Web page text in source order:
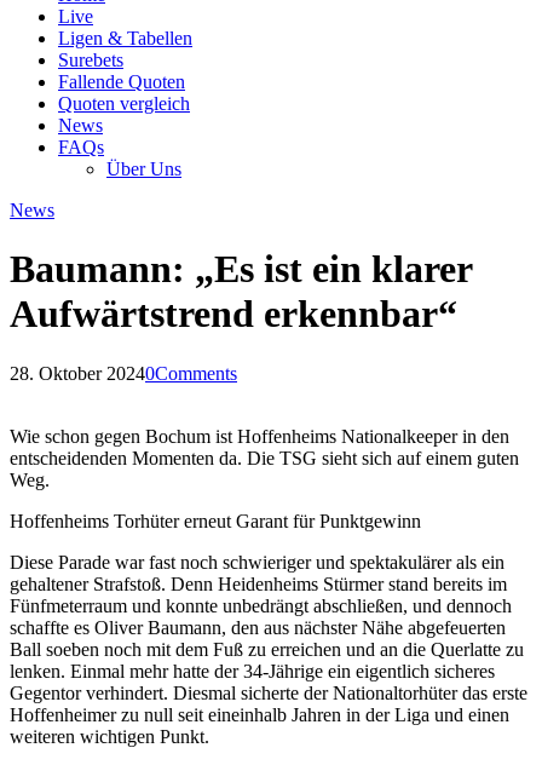
Live
Ligen & Tabellen
Surebets
Fallende Quoten
Quoten vergleich
News
FAQs
Über Uns
News
Baumann: „Es ist ein klarer
Aufwärtstrend erkennbar“
28. Oktober 20240Comments
Wie schon gegen Bochum ist Hoffenheims Nationalkeeper in den
entscheidenden Momenten da. Die TSG sieht sich auf einem guten
Weg.
Hoffenheims Torhüter erneut Garant für Punktgewinn
Diese Parade war fast noch schwieriger und spektakulärer als ein
gehaltener Strafstoß. Denn Heidenheims Stürmer stand bereits im
Fünfmeterraum und konnte unbedrängt abschließen, und dennoch
schaffte es Oliver Baumann, den aus nächster Nähe abgefeuerten
Ball soeben noch mit dem Fuß zu erreichen und an die Querlatte zu
lenken. Einmal mehr hatte der 34-Jährige ein eigentlich sicheres
Gegentor verhindert. Diesmal sicherte der Nationaltorhüter das erste
Hoffenheimer zu null seit eineinhalb Jahren in der Liga und einen
weiteren wichtigen Punkt.